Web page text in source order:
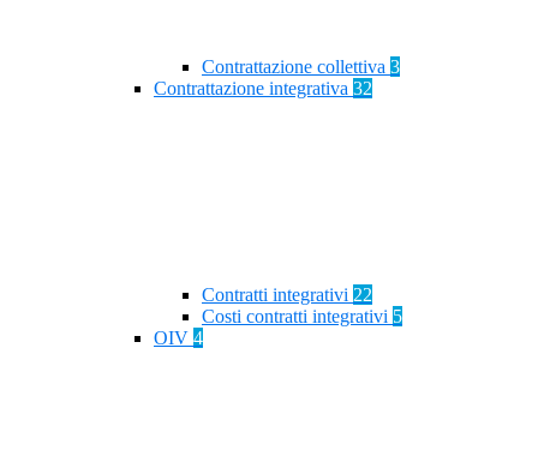
Contrattazione collettiva 3
Contrattazione integrativa 32
Contratti integrativi 22
Costi contratti integrativi 5
OIV 4